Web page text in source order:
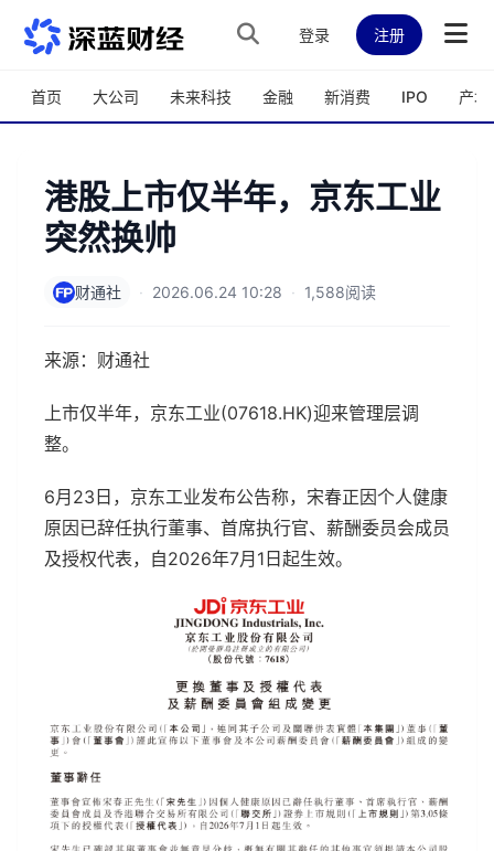
跳转到主内容
登录 注册
首页 大公司 未来科技 金融 新消费 IPO 产城
港股上市仅半年，京东工业
突然换帅
财通社 · 2026.06.24 10:28 · 1,588阅读
来源：财通社
上市仅半年，京东工业(07618.HK)迎来管理层调
整。
6月23日，京东工业发布公告称，宋春正因个人健康
原因已辞任执行董事、首席执行官、薪酬委员会成员
及授权代表，自2026年7月1日起生效。